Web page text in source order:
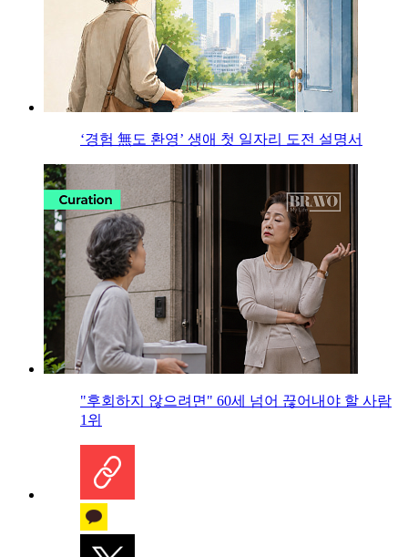
‘경험 無도 환영’ 생애 첫 일자리 도전 설명서
"후회하지 않으려면" 60세 넘어 끊어내야 할 사람
1위